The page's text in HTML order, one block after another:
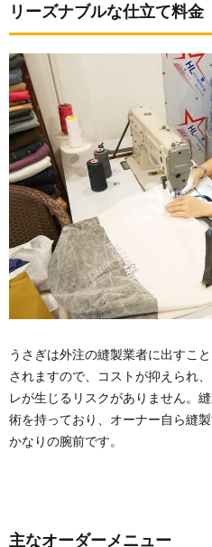
リーズナブルな仕立て料金
うさぎは外注の縫製業者に出すこ
されますので、コストが抑えられ
レが生じるリスクがありません。
術を持っており、オーナー自ら縫
かなりの腕前です。
主なオーダーメニュー